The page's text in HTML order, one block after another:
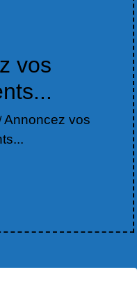
vos
Annoncez vos